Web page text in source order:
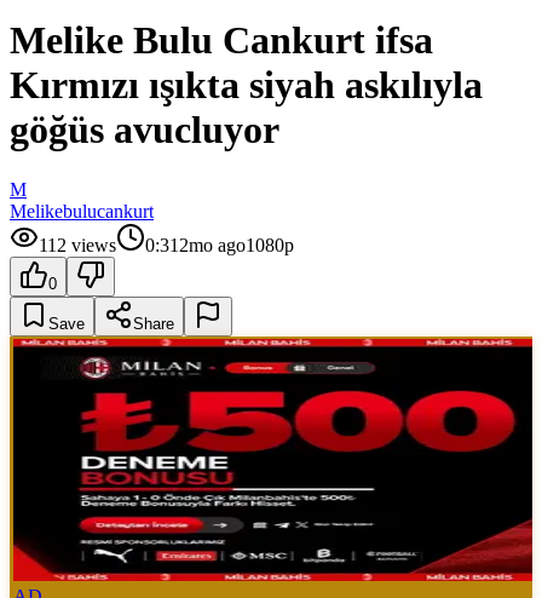
Melike Bulu Cankurt ifsa
Kırmızı ışıkta siyah askılıyla
göğüs avucluyor
M
Melikebulucankurt
112 views 0:31 2mo ago1080p
0
Save Share